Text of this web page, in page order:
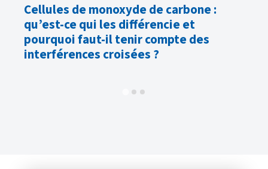
Cellules de monoxyde de carbone :
qu’est-ce qui les différencie et
pourquoi faut-il tenir compte des
interférences croisées ?